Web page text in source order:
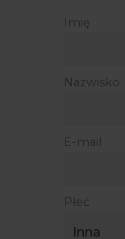
Imię
Nazwisko
E-mail
Płeć